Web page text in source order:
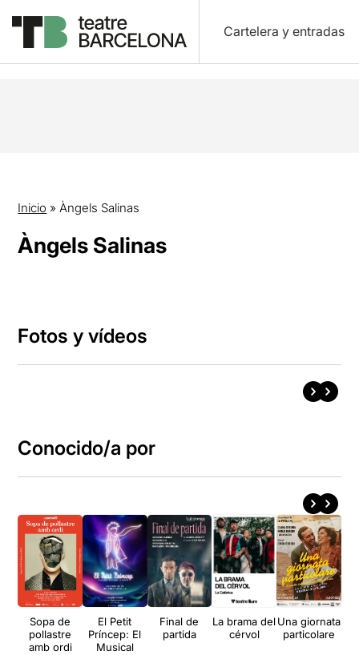
Cartelera y entradas
Inicio »Àngels Salinas
Àngels Salinas
Fotos y vídeos
Conocido/a por
Sopa de
pollastre
amb ordi
El Petit
Príncep: El
Musical
Final de
partida
La brama del
cérvol
Una giornata
particolare